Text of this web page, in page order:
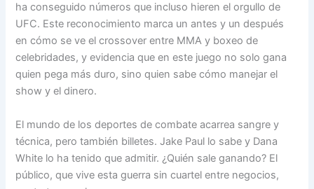
ha conseguido números que incluso hieren el orgullo de
UFC. Este reconocimiento marca un antes y un después
en cómo se ve el crossover entre MMA y boxeo de
celebridades, y evidencia que en este juego no solo gana
quien pega más duro, sino quien sabe cómo manejar el
show y el dinero.
El mundo de los deportes de combate acarrea sangre y
técnica, pero también billetes. Jake Paul lo sabe y Dana
White lo ha tenido que admitir. ¿Quién sale ganando? El
público, que vive esta guerra sin cuartel entre negocios,